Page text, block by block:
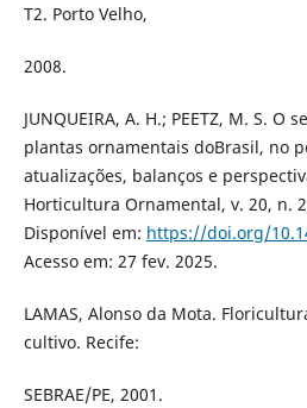
T2. Porto Velho,
2008.
JUNQUEIRA, A. H.; PEETZ, M. S.
plantas ornamentais doBrasil, no
atualizações, balanços e
Horticultura Ornamental, v. 20, n.
Disponível em: https://doi.org/
Acesso em: 27 fev. 2025.
LAMAS, Alonso da Mota.
cultivo. Recife:
SEBRAE/PE, 2001.